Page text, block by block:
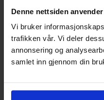
Denne nettsiden
Vi bruker
trafikken vår. Vi deler
annonsering og
samlet inn gjennom din